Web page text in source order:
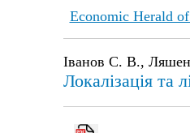
Economic Herald
Іванов С. В.,
Локалізація та